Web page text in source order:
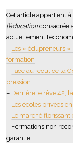
Cet article appartient à
l’éducation consacrée
actuellement
– Les « édupreneurs
formation
– Face au recul de la
pression
– Derrière le rêve 42,
– Les écoles privées
– Le marché florissant
– Formations non
garantie